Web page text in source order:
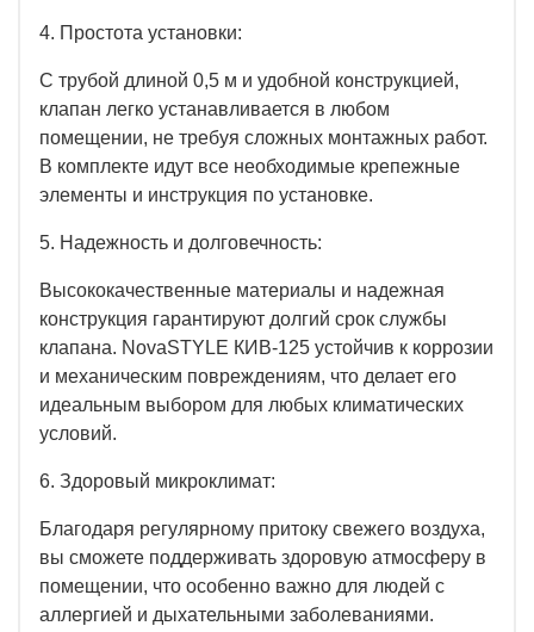
4. Простота установки:
С трубой длиной 0,5 м и удобной конструкцией,
клапан легко устанавливается в любом
помещении, не требуя сложных монтажных работ.
В комплекте идут все необходимые крепежные
элементы и инструкция по установке.
5. Надежность и долговечность:
Высококачественные материалы и надежная
конструкция гарантируют долгий срок службы
клапана. NovaSTYLE КИВ-125 устойчив к коррозии
и механическим повреждениям, что делает его
идеальным выбором для любых климатических
условий.
6. Здоровый микроклимат:
Благодаря регулярному притоку свежего воздуха,
вы сможете поддерживать здоровую атмосферу в
помещении, что особенно важно для людей с
аллергией и дыхательными заболеваниями.